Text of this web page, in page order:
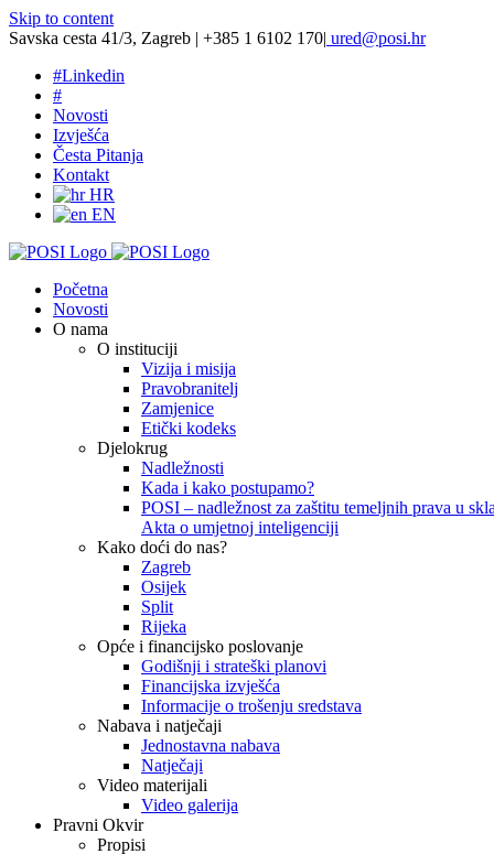
Skip to content
Savska cesta 41/3, Zagreb | +385 1 6102 170| ured@posi.hr
#Linkedin
#
Novosti
Izvješća
Česta Pitanja
Kontakt
HR
EN
Početna
Novosti
O nama
O instituciji
Vizija i misija
Pravobranitelj
Zamjenice
Etički kodeks
Djelokrug
Nadležnosti
Kada i kako postupamo?
POSI – nadležnost za zaštitu temeljnih prava u
Akta o umjetnoj inteligenciji
Kako doći do nas?
Zagreb
Osijek
Split
Rijeka
Opće i financijsko poslovanje
Godišnji i strateški planovi
Financijska izvješća
Informacije o trošenju sredstava
Nabava i natječaji
Jednostavna nabava
Natječaji
Video materijali
Video galerija
Pravni Okvir
Propisi